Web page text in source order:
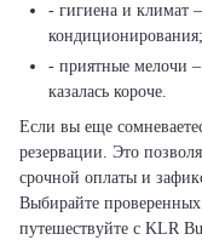
- гигиена и климат
кондиционирования;
- приятные мелочи
казалась короче.
Если вы еще
резервации. Это
срочной оплаты и
Выбирайте
путешествуйте с KLR